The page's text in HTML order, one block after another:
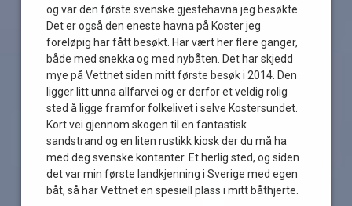
og var den første svenske gjestehavna jeg besøkte.
Det er også den eneste havna på Koster jeg
foreløpig har fått besøkt. Har vært her flere ganger,
både med snekka og med nybåten. Det har skjedd
mye på Vettnet siden mitt første besøk i 2014. Den
ligger litt unna allfarvei og er derfor et veldig rolig
sted å ligge framfor folkelivet i selve Kostersundet.
Kort vei gjennom skogen til en fantastisk
sandstrand og en liten rustikk kiosk der du må ha
med deg svenske kontanter. Et herlig sted, og siden
det var min første landkjenning i Sverige med egen
båt, så har Vettnet en spesiell plass i mitt båthjerte.